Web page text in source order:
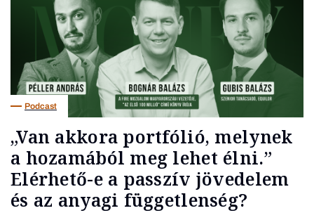
Podcast
„Van akkora portfólió, melynek
a hozamából meg lehet élni.”
Elérhető-e a passzív jövedelem
és az anyagi függetlenség?